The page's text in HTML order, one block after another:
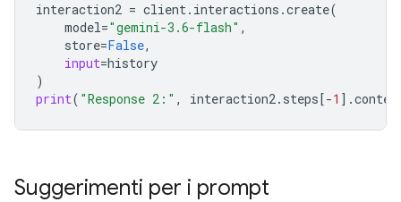
interaction2 = client. interactions .create(
model="gemini-3.6-flash" ,
store=False,
input=history
)
print( "Response 2:" , interaction2. steps[-1 ] .
Suggerimenti per i prompt